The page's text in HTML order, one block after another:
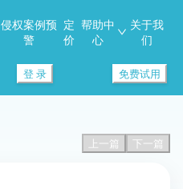
侵权案例预
警
定
价
帮助中
心
关于我
们
登 录 免费试用
上一篇
下一篇